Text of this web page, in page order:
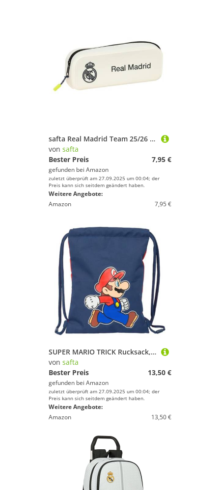
safta Real Madrid Team 25/26 Federmäppchen, quadratisch, Silikon, für Kinder, ideal für Kinder im Schulalter, bequem und vielseitig, Qualität und Widerstandsfähigkeit, 18,5 x 5,5 x 7,5 cm, weiß, M
von safta
Bester Preis
7,95 €
gefunden bei Amazon
zuletzt überprüft am 27.09.2025 um 00:04; der
Preis kann sich seitdem geändert haben.
Weitere Angebote:
Amazon
7,95 €
SUPER MARIO TRICK Rucksack, flach, für Kinder, ideal für Kinder verschiedener Altersgruppen, bequem und vielseitig, Qualität und Widerstandsfähigkeit, 26 x 34 cm, Dunkelblau/Rot, M, Casual
von safta
Bester Preis
13,50 €
gefunden bei Amazon
zuletzt überprüft am 27.09.2025 um 00:04; der
Preis kann sich seitdem geändert haben.
Weitere Angebote:
Amazon
13,50 €